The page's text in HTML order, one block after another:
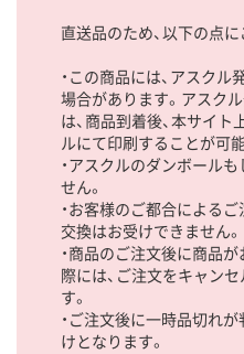
直送品のため、以下の点に
・この商品には、アスク
場合があります。アスク
は、商品到着後、本サイ
ルにて印刷することが可能
・アスクルのダンボール
せん。
・お客様のご都合によるご
交換はお受けできません。
・商品のご注文後に商品
際には、ご注文をキャン
す。
・ご注文後に一時品切れ
けとなります。